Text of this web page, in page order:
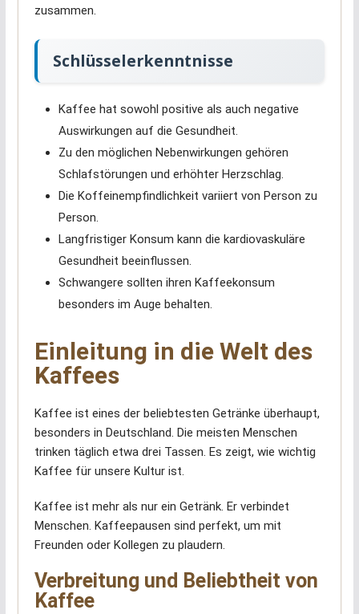
zusammen.
Schlüsselerkenntnisse
Kaffee hat sowohl positive als auch negative
Auswirkungen auf die Gesundheit.
Zu den möglichen Nebenwirkungen gehören
Schlafstörungen und erhöhter Herzschlag.
Die Koffeinempfindlichkeit variiert von Person zu
Person.
Langfristiger Konsum kann die kardiovaskuläre
Gesundheit beeinflussen.
Schwangere sollten ihren Kaffeekonsum
besonders im Auge behalten.
Einleitung in die Welt des
Kaffees
Kaffee ist eines der beliebtesten Getränke überhaupt,
besonders in Deutschland. Die meisten Menschen
trinken täglich etwa drei Tassen. Es zeigt, wie wichtig
Kaffee für unsere Kultur ist.
Kaffee ist mehr als nur ein Getränk. Er verbindet
Menschen. Kaffeepausen sind perfekt, um mit
Freunden oder Kollegen zu plaudern.
Verbreitung und Beliebtheit von
Kaffee